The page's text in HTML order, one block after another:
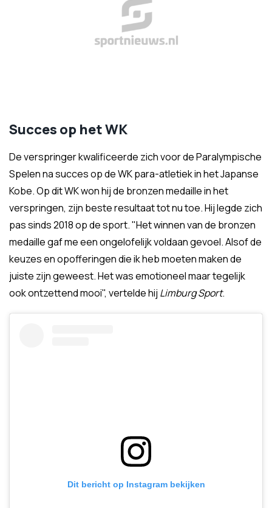
Succes op het WK
De verspringer kwalificeerde zich voor de Paralympische
Spelen na succes op de WK para-atletiek in het Japanse
Kobe. Op dit WK won hij de bronzen medaille in het
verspringen, zijn beste resultaat tot nu toe. Hij legde zich
pas sinds 2018 op de sport. "Het winnen van de bronzen
medaille gaf me een ongelofelijk voldaan gevoel. Alsof de
keuzes en opofferingen die ik heb moeten maken de
juiste zijn geweest. Het was emotioneel maar tegelijk
ook ontzettend mooi", vertelde hij Limburg Sport.
Dit bericht op Instagram bekijken